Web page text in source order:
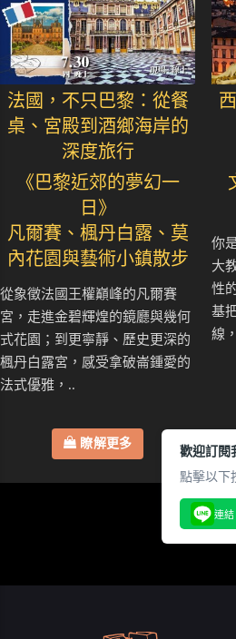
法國，不只巴黎：從餐
桌、宮殿到酒鄉海岸的
深度旅行
《巴黎近郊的夢幻一
日》
凡爾賽、楓丹白露、莫
內花園與藝術小鎮散步
從象徵法國王權巔峰的凡爾賽
宮，走進金碧輝煌的鏡廳與幾何
式花園；到更寧靜、歷史更深的
楓丹白露宮，感受拿破崙鍾愛的
法式優雅，..
瞭解更多
你
大
性
基
線
歡迎訂閱
點擊以下
連